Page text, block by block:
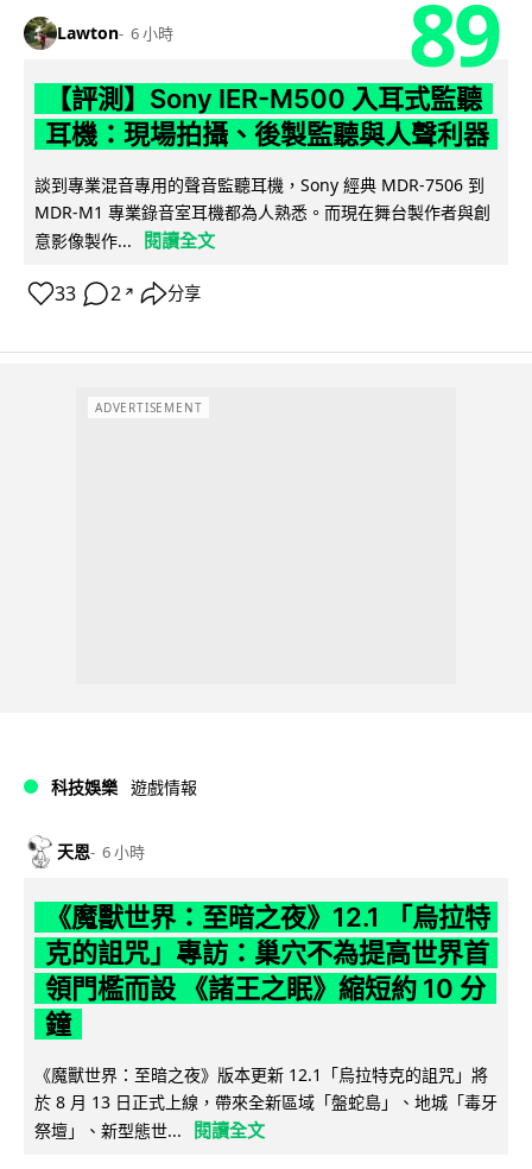
Lawton 6 小時 89
【評測】Sony IER-M500 入耳式監聽
耳機：現場拍攝、後製監聽與人聲利器
談到專業混音專用的聲音監聽耳機，Sony 經典 MDR-7506 到
MDR-M1 專業錄音室耳機都為人熟悉。而現在舞台製作者與創
意影像製作...
閱讀全文
33 2 ↗ 分享
ADVERTISEMENT
科技娛樂 遊戲情報
天恩 6 小時
《魔獸世界：至暗之夜》12.1 「烏拉特
克的詛咒」專訪：巢穴不為提高世界首
領門檻而設 《諸王之眠》縮短約 10 分
鐘
《魔獸世界：至暗之夜》版本更新 12.1「烏拉特克的詛咒」將
於 8 月 13 日正式上線，帶來全新區域「盤蛇島」、地城「毒牙
祭壇」、新型態世...
閱讀全文